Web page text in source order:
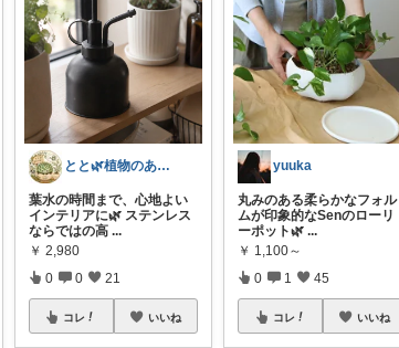
とと🌿植物のある暮らし
葉水の時間まで、心地よい
インテリアに🌿 ステンレス
ならではの高 ...
￥ 2,980
0 0 21
コレ いいね
yuuka
丸みのある柔らかなフォル
ムが印象的なSenのローリ
ーポット🌿...
￥ 1,100～
0 1 45
コレ いいね